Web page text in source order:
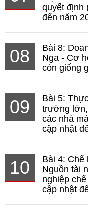
quyết định
đến năm
08
Bài 8:
Nga - Cơ
còn giống
09
Bài 5:
trường
các nhà
cập nhật
10
Bài 4: Chế
Nguồn tài
nghiệp
cập nhật